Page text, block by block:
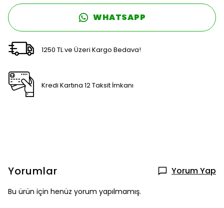
WHATSAPP
1250 TL ve Üzeri Kargo Bedava!
Kredi Kartına 12 Taksit İmkanı
Yorumlar Yorum Yap
Bu ürün için henüz yorum yapılmamış.